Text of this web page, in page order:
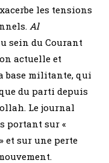
les tensions
Al
sein du Courant
actuelle et
base militante, qui
du parti depuis
Le journal
portant sur «
et sur une perte